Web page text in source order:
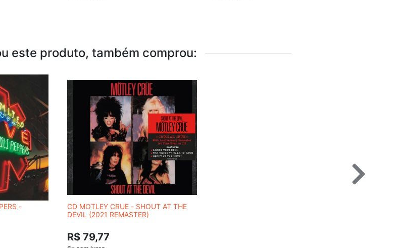
este produto, também comprou:
-
CD MOTLEY CRUE - SHOUT AT THE
DEVIL (2021 REMASTER)
R$ 79,77